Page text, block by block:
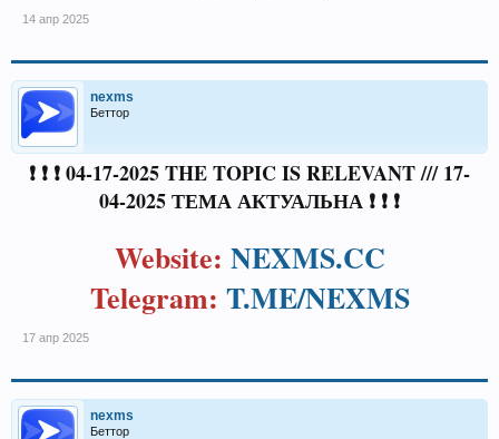
14 апр 2025
nexms
Беттор
❗ ❗ ❗ 04-17-2025 THE TOPIC IS RELEVANT /// 17-
04-2025 ТЕМА АКТУАЛЬНА ❗ ❗ ❗
Website: NEXMS.CC
Telegram: T.ME/NEXMS
17 апр 2025
nexms
Беттор